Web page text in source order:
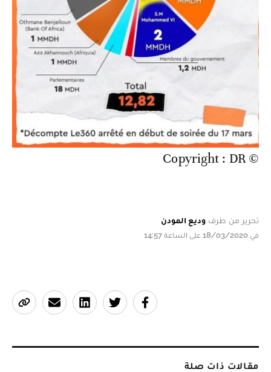
© Copyright : DR
تحرير من طرف وديع المودن
في 18/03/2020 على الساعة 14:57
مقالات ذات صلة